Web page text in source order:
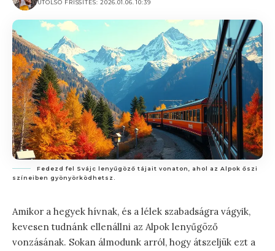
UTOLSÓ FRISSÍTÉS: 2026.01.06. 10:39
Fedezd fel Svájc lenyűgöző tájait vonaton, ahol az Alpok őszi
színeiben gyönyörködhetsz.
Amikor a hegyek hívnak, és a lélek szabadságra vágyik,
kevesen tudnánk ellenállni az Alpok lenyűgöző
vonzásának. Sokan álmodunk arról, hogy átszeljük ezt a